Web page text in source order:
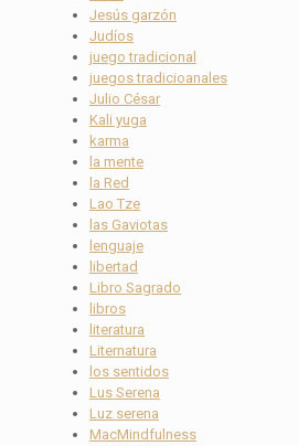
Jesús garzón
Judíos
juego tradicional
juegos tradicioanales
Julio César
Kali yuga
karma
la mente
la Red
Lao Tze
las Gaviotas
lenguaje
libertad
Libro Sagrado
libros
literatura
Liternatura
los sentidos
Lus Serena
Luz serena
MacMindfulness